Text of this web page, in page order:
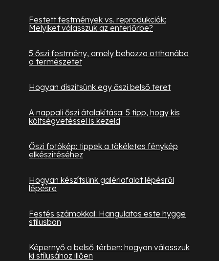
Festett festmények vs. reprodukciók:
Melyiket válasszuk az enteriőrbe?
5 őszi festmény, amely behozza otthonába
a természetet
Hogyan díszítsünk egy őszi belső teret
A nappali őszi átalakítása: 5 tipp, hogy kis
költségvetéssel is kezeld
Őszi fotókép: tippek a tökéletes fénykép
elkészítéséhez
Hogyan készítsünk galériafalat lépésről
lépésre
Festés számokkal: Hangulatos este hygge
stílusban
Képernyő a belső térben: hogyan válasszuk
ki stílusához illően